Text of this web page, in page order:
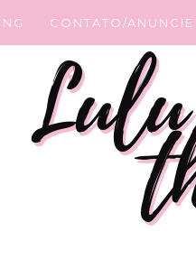
CONTATO/ANUNCIE